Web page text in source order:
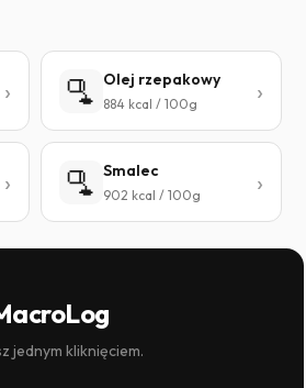
🫗 Olej rzepakowy
884 kcal / 100g
🫗 Smalec
902 kcal / 100g
jednym kliknięciem.